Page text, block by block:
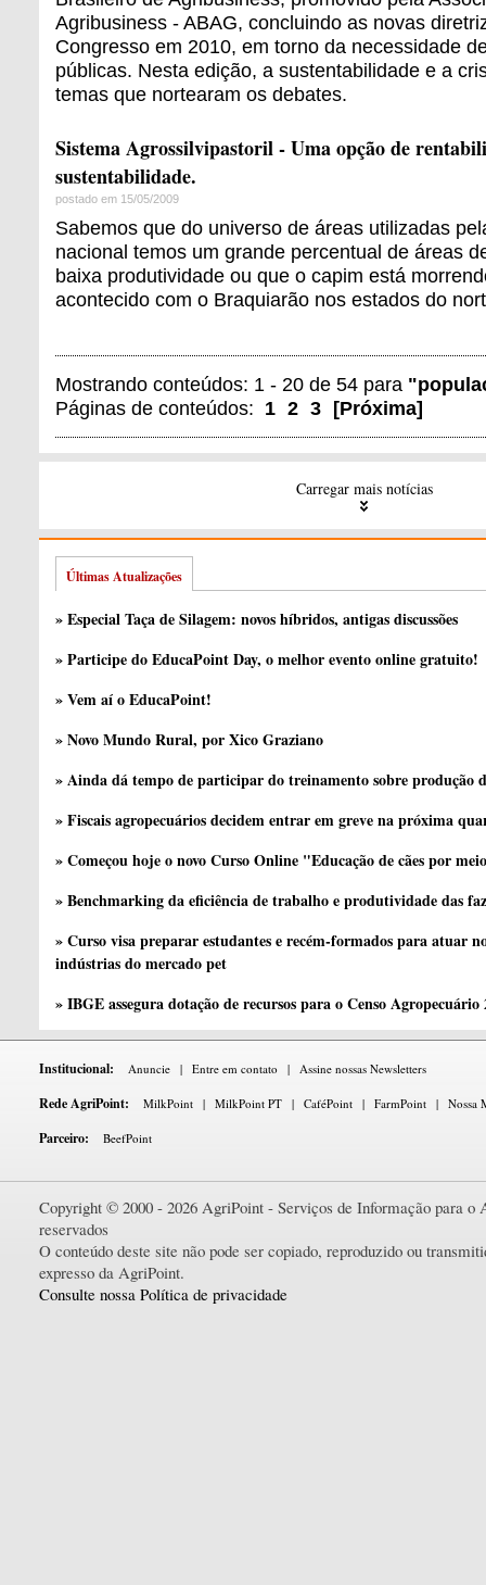
Agribusiness - ABAG, concluindo as novas
Congresso em 2010, em torno da necessidade
públicas. Nesta edição, a sustentabilidade e a
temas que nortearam os debates.
Sistema Agrossilvipastoril - Uma opção de
sustentabilidade.
postado em 15/05/2009
Sabemos que do universo de áreas utilizadas
nacional temos um grande percentual de áreas
baixa produtividade ou que o capim está
acontecido com o Braquiarão nos estados do
Mostrando conteúdos: 1 - 20 de 54 para
Páginas de conteúdos: 1 2 3 [Próxima]
Carregar mais notícias
Últimas Atualizações
» Especial Taça de Silagem: novos híbridos, antigas discussões
» Participe do EducaPoint Day, o melhor evento online gratuito!
» Vem aí o EducaPoint!
» Novo Mundo Rural, por Xico Graziano
» Ainda dá tempo de participar do treinamento sobre produção
» Fiscais agropecuários decidem entrar em greve na próxima
» Começou hoje o novo Curso Online "Educação de cães por
» Benchmarking da eficiência de trabalho e produtividade das
» Curso visa preparar estudantes e recém-formados para atuar
indústrias do mercado pet
» IBGE assegura dotação de recursos para o Censo Agropecuário
Institucional: Anuncie | Entre em contato | Assine nossas Newsletters
Rede AgriPoint: MilkPoint | MilkPoint PT | CaféPoint | FarmPoint | Nossa
Parceiro: BeefPoint
Copyright © 2000 - 2026 AgriPoint - Serviços de Informação para o
reservados
O conteúdo deste site não pode ser copiado, reproduzido ou
expresso da AgriPoint.
Consulte nossa Política de privacidade